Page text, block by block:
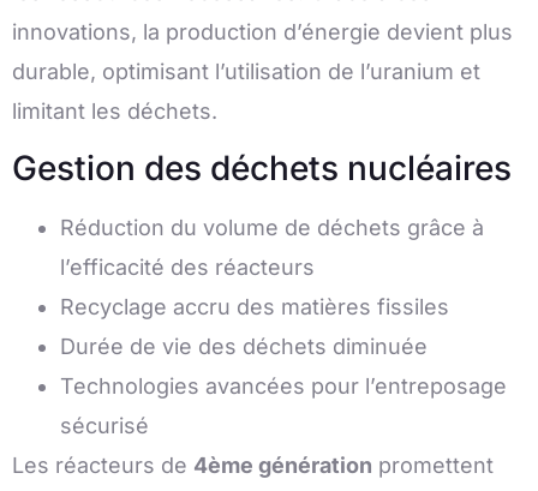
innovations, la production d’énergie devient plus
durable, optimisant l’utilisation de l’uranium et
limitant les déchets.
Gestion des déchets nucléaires
Réduction du volume de déchets grâce à
l’efficacité des réacteurs
Recyclage accru des matières fissiles
Durée de vie des déchets diminuée
Technologies avancées pour l’entreposage
sécurisé
Les réacteurs de 4ème génération promettent